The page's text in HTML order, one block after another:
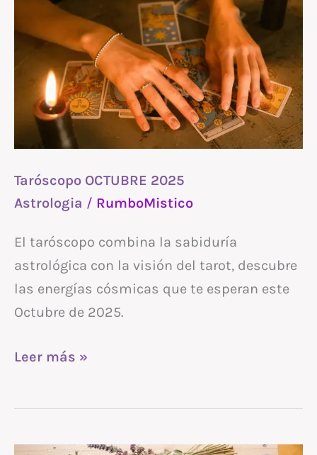
Taróscopo OCTUBRE 2025
Astrologia / RumboMistico
El taróscopo combina la sabiduría
astrológica con la visión del tarot, descubre
las energías cósmicas que te esperan este
Octubre de 2025.
OCTUBRE
2025
Leer más »